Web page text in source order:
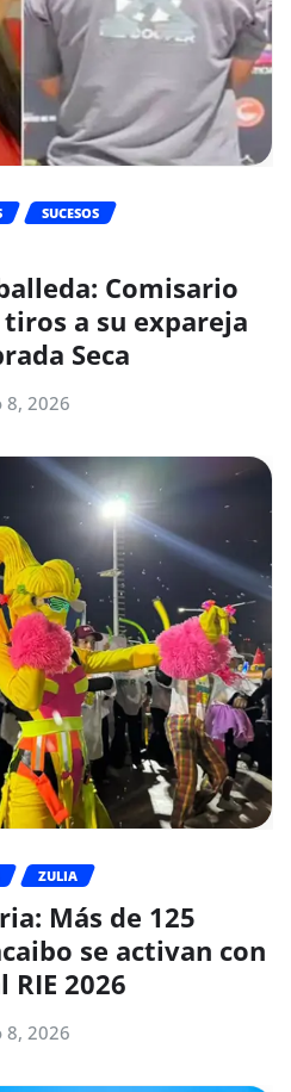
SUCESOS
Comisario
a su expareja
Seca
8, 2026
ZULIA
Más de 125
se activan con
RIE 2026
8, 2026